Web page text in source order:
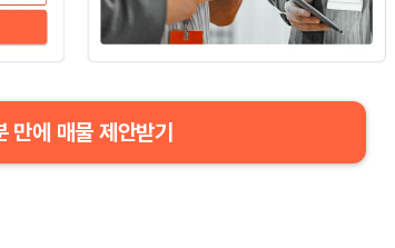
만에 매물 제안받기